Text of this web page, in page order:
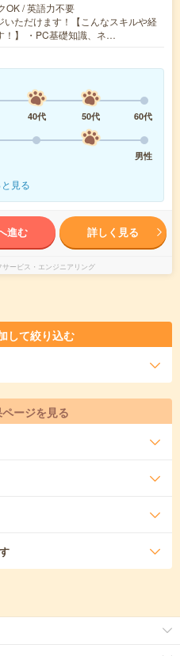
OK / 英語力不要
いただけます！【こんなスキルや経
！】 ・PC基礎知識、ネ…
40代 50代
60代
男性
見る
進む 詳しく見る
ービス・エンジニアリング
して絞り込む
ージを見る